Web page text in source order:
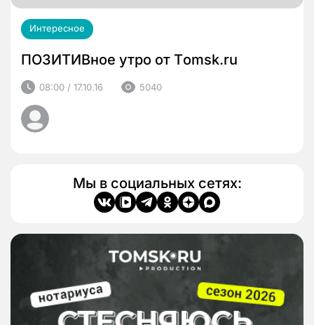
Интересное
ПОЗИТИВное утро от Тomsk.ru
08:00 / 17.10.16 5040
Мы в социальных сетях: